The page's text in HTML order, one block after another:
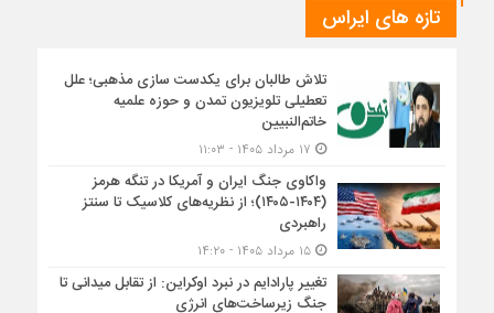
تازه های ایراس
تلاش طالبان برای یکدست سازی مذهبی؛ علل
تعطیلی تلویزیون تمدن و حوزه علمیه
خاتم‌النبیین
واکاوی جنگ ایران و آمریکا در تنگه هرمز
(۱۴۰۴-۱۴۰۵)؛ از نظریه‌های کلاسیک تا سنتز
راهبردی
۱۵ مرداد ۱۴۰۵ - ۱۴:۲۰
تغییر پارادایم در نبرد اوکراین: از تقابل میدانی تا
جنگ زیرساخت‌های انرژی